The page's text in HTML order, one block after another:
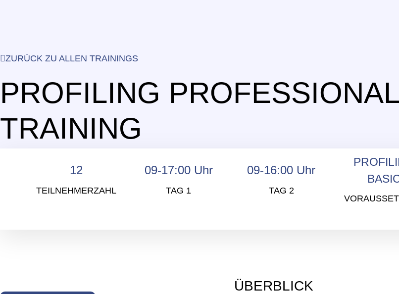
ZURÜCK ZU ALLEN TRAININGS
PROFILING PROFESSIONAL
TRAINING
12
TEILNEHMERZAHL
09-17:00 Uhr
TAG 1
09-16:00 Uhr
TAG 2
ÜBERBLICK